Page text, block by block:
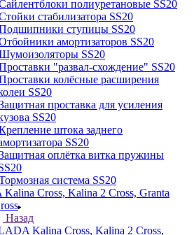
полиуретановые SS20
стабилизатора SS20
ступицы SS20
амортизаторов SS20
SS20
"развал-схождение" SS20
колёсные расширения
SS20
проставка для усиления
SS20
штока заднего
SS20
оплётка витка пружины
система SS20
Cross, Kalina 2 Cross, Granta
Назад
Kalina Cross, Kalina 2 Cross,